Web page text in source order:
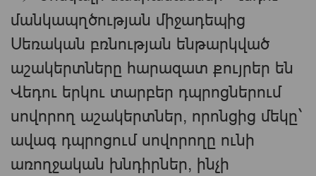
մանկապղծության միջադեպից
Սեռական բռնության ենթարկված
աշակերտները հարազատ քույրեր են
Վեդու երկու տարբեր դպրոցներում
սովորող աշակերտներ, որոնցից մեկը`
ավագ դպրոցում սովորողը ունի
առողջական խնդիրներ, ինչի